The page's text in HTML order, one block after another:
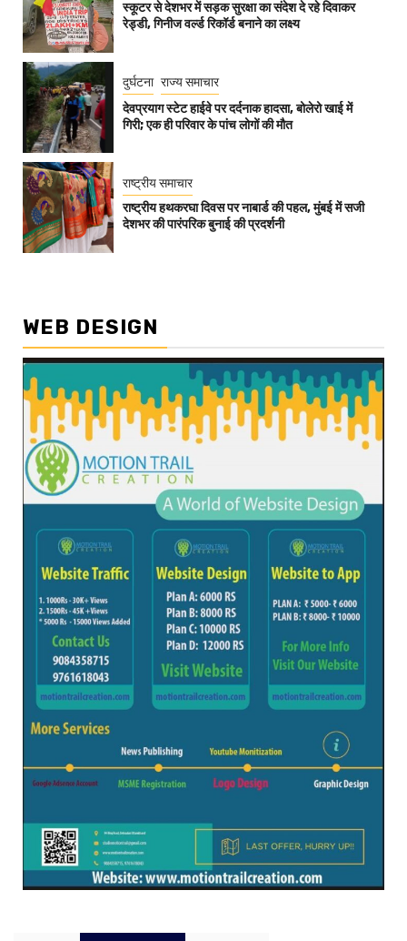
स्कूटर से देशभर में सड़क सुरक्षा का संदेश दे रहे दिवाकर
रेड्डी, गिनीज वर्ल्ड रिकॉर्ड बनाने का लक्ष्य
दुर्घटना राज्य समाचार
देवप्रयाग स्टेट हाईवे पर दर्दनाक हादसा, बोलेरो खाई में
गिरी; एक ही परिवार के पांच लोगों की मौत
राष्ट्रीय समाचार
राष्ट्रीय हथकरघा दिवस पर नाबार्ड की पहल, मुंबई में सजी
देशभर की पारंपरिक बुनाई की प्रदर्शनी
WEB DESIGN